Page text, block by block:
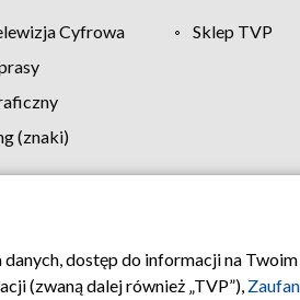
Cyfrowa
Sklep TVP
(znaki)
Kontakt
dostęp do informacji na
(zwaną dalej również „TVP”),